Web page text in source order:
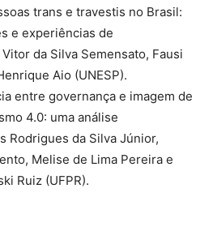
trans e travestis no Brasil:
e experiências de
da Silva Semensato, Fausi
Aio (UNESP).
entre governança e imagem de
4.0: uma análise
Rodrigues da Silva Júnior,
Melise de Lima Pereira e
Ruiz (UFPR).